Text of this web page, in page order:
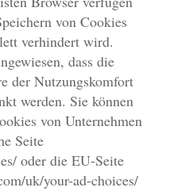
von Cookies
verhindert wird.
dass die
der Nutzungskomfort
werden. Sie können
von Unternehmen
Seite
oder die EU-Seite
uk/your-ad-choices/